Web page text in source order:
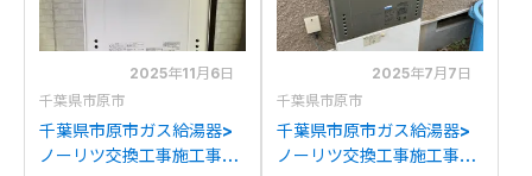
2025年11月6日
千葉県市原市
千葉県市原市ガス給湯器>
ノーリツ交換工事施工事
2025年7月7日
千葉県市原市
千葉県市原市ガス給湯器>
ノーリツ交換工事施工事